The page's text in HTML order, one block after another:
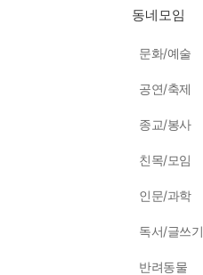
동네모임
문화/예술
공연/축제
종교/봉사
친목/모임
인문/과학
독서/글쓰기
반려동물